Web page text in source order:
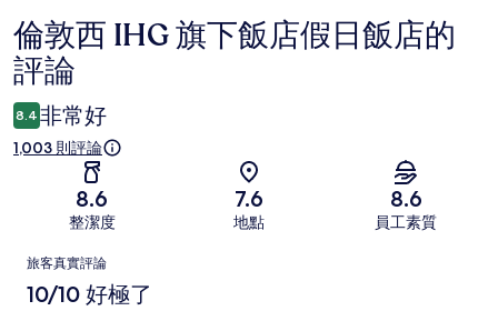
評
論
倫敦西 IHG 旗下飯店假日飯店的
評論
8.4 非常好
1,003 則評論
8.6
整潔度
7.6
地點
8.6
員工素質
評
論
旅客真實評論
10/10 好極了